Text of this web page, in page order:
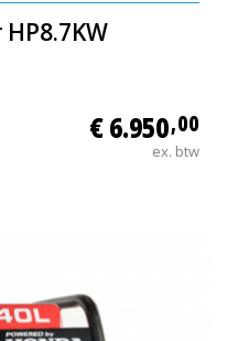
€ 6.950,00
ex. btw